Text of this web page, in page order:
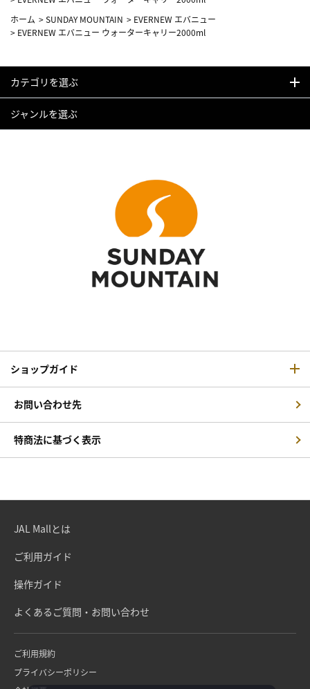
ホーム >SUNDAY MOUNTAIN > EVERNEW エバニュー
> EVERNEW エバニュー ウォーターキャリー2000ml
カテゴリを選ぶ
ジャンルを選ぶ
ショップガイド
お問い合わせ先
特商法に基づく表示
JAL Mallとは
ご利用ガイド
操作ガイド
よくあるご質問・お問い合わせ
ご利用規約
プライバシーポリシー